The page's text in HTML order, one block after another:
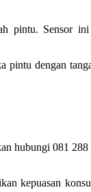
pintu. Sensor
dengan
hubungi 081
kepuasan